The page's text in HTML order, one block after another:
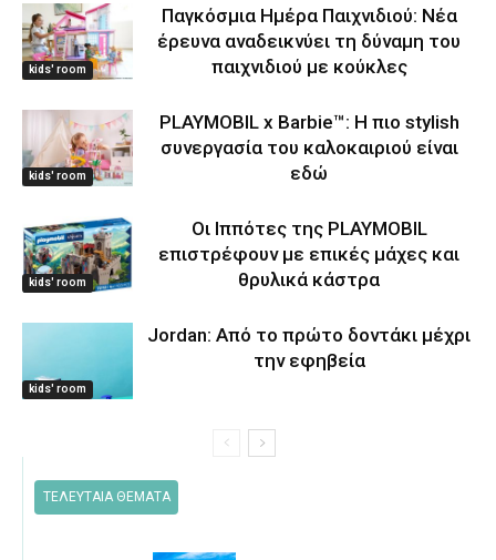
kids' room
Παγκόσμια Ημέρα Παιχνιδιού: Νέα
έρευνα αναδεικνύει τη δύναμη του
παιχνιδιού με κούκλες
kids' room
PLAYMOBIL x Barbie™: Η πιο stylish
συνεργασία του καλοκαιριού είναι
εδώ
kids' room
Οι Ιππότες της PLAYMOBIL
επιστρέφουν με επικές μάχες και
θρυλικά κάστρα
kids' room
Jordan: Από το πρώτο δοντάκι μέχρι
την εφηβεία
ΤΕΛΕΥΤΑΙΑ ΘΕΜΑΤΑ